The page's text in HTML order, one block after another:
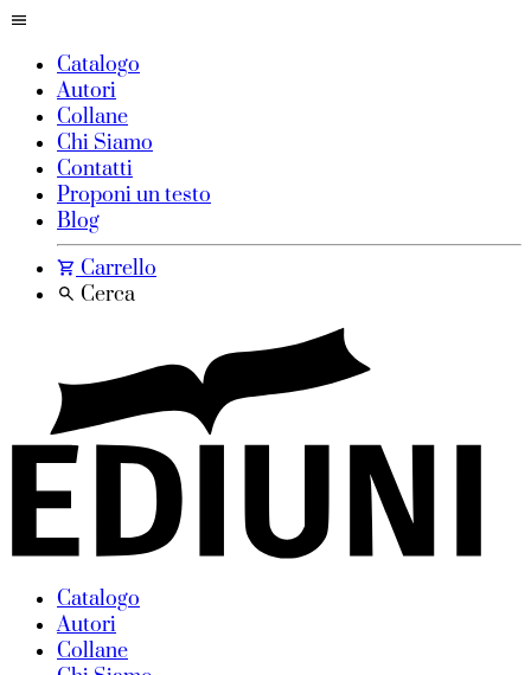
Catalogo
Autori
Collane
Chi Siamo
Contatti
Proponi un testo
Blog
Carrello
Cerca
Catalogo
Autori
Collane